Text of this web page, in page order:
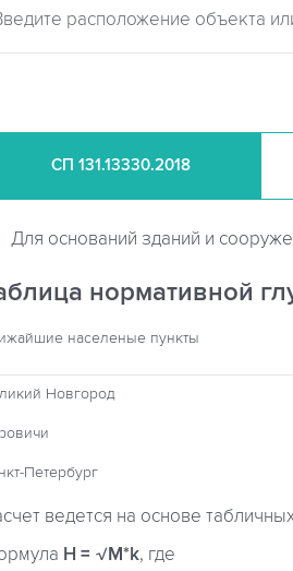
СП 131.13330.2018
Для оснований зданий и
нормативной
населеные пункты
Новгород
Петербург
ведется на основе
H = √M*k, где